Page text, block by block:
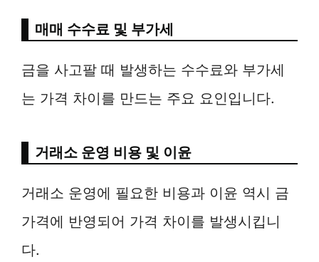
매매 수수료 및 부가세
금을 사고팔 때 발생하는 수수료와 부가세
는 가격 차이를 만드는 주요 요인입니다.
거래소 운영 비용 및 이윤
거래소 운영에 필요한 비용과 이윤 역시 금
가격에 반영되어 가격 차이를 발생시킵니
다.